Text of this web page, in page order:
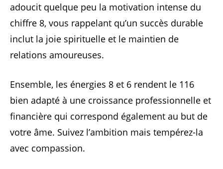
adoucit quelque peu la motivation intense du
chiffre 8, vous rappelant qu’un succès durable
inclut la joie spirituelle et le maintien de
relations amoureuses.
Ensemble, les énergies 8 et 6 rendent le 116
bien adapté à une croissance professionnelle et
financière qui correspond également au but de
votre âme. Suivez l’ambition mais tempérez-la
avec compassion.